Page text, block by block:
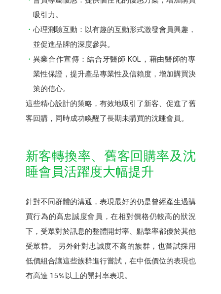
吸引力。
心理測驗互動：以有趣的互動形式激發會員興趣，
並促進品牌的深度參與。
異業合作宣傳：結合牙醫師 KOL，藉由醫師的專
業性保證，提升產品專業性及信賴度，增加購買決
策的信心。
這些精心設計的策略，有效地吸引了新客、促進了舊
客回購，同時成功喚醒了長期未購買的沈睡會員。
新客轉換率、舊客回購率及沈
睡會員活躍度大幅提升
針對不同群體的溝通，表現最好的仍是曾經產生過購
買行為的高忠誠度會員，在相對價格仍較高的狀況
下，受眾對於訊息的整體開封率、點擊率都優於其他
受眾群。 另外針對忠誠度不高的族群，也嘗試採用
低價組合讓這些族群進行嘗試，在中低價位的表現也
有高達 15％以上的開封率表現。